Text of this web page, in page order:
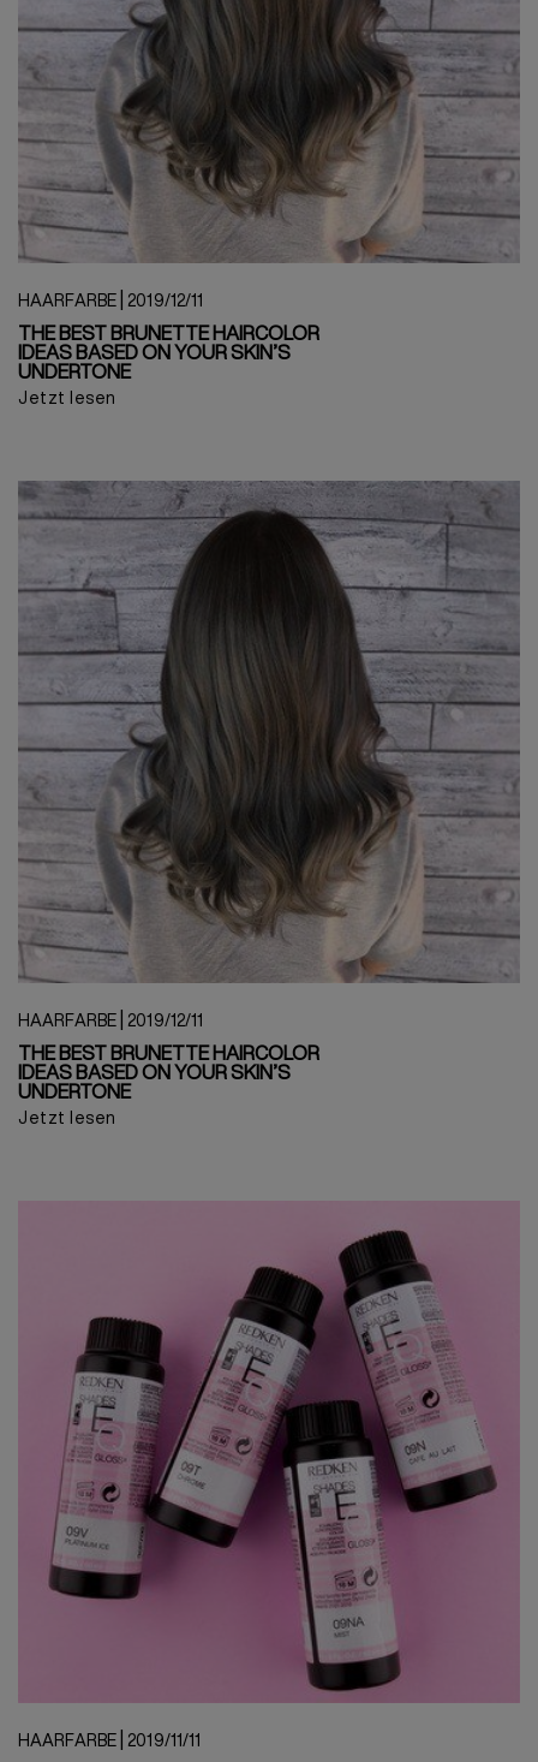
HAARFARBE| 2019/12/11
THE BEST BRUNETTE HAIRCOLOR
IDEAS BASED ON YOUR SKIN’S
UNDERTONE
Jetzt lesen
HAARFARBE| 2019/12/11
THE BEST BRUNETTE HAIRCOLOR
IDEAS BASED ON YOUR SKIN’S
UNDERTONE
Jetzt lesen
HAARFARBE| 2019/11/11